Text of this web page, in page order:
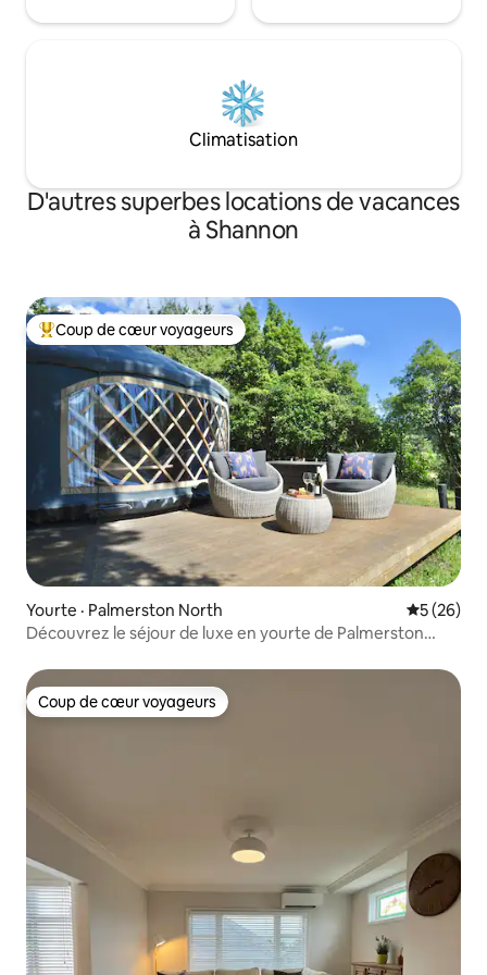
Climatisation
D'autres superbes locations de vacances
à Shannon
Coup de cœur voyageurs parmi les plus aimés
Coup de cœur voyageurs
Yourte · Palmerston North Note
5 (26)
Découvrez le séjour de luxe en yourte de Palmerston
Coup de cœur voyageurs
Coup de cœur voyageurs